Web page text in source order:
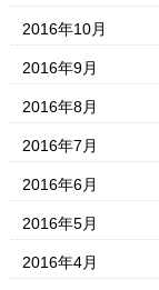
2016年10月
2016年9月
2016年8月
2016年7月
2016年6月
2016年5月
2016年4月